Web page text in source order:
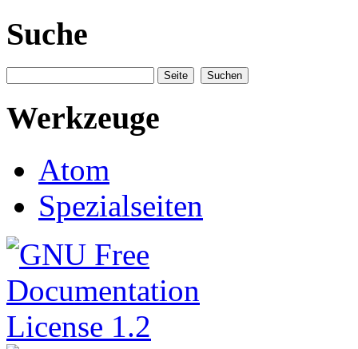
Suche
Werkzeuge
Atom
Spezialseiten